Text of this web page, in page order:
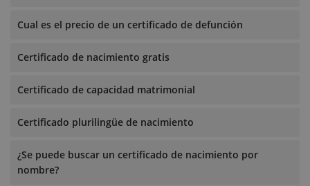
Cual es el precio de un certificado de defunción
Certificado de nacimiento gratis
Certificado de capacidad matrimonial
Certificado plurilingüe de nacimiento
¿Se puede buscar un certificado de nacimiento por
nombre?